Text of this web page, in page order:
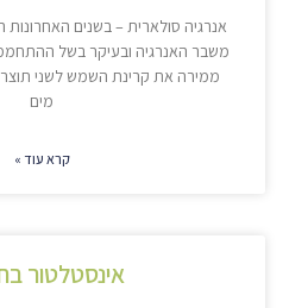
אנרגיה סולארית – בשנים
משבר האנרגיה ובעיקר בשל
ממירה את קרינת השמש לשני
מים
קרא עוד »
אינסטלטור